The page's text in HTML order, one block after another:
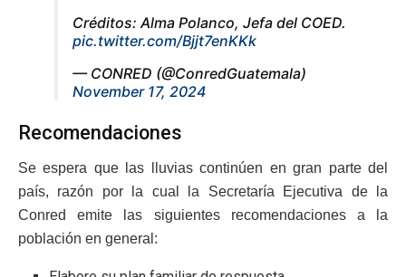
Créditos: Alma Polanco, Jefa del COED.
pic.twitter.com/Bjjt7enKKk
— CONRED (@ConredGuatemala)
November 17, 2024
Recomendaciones
Se espera que las lluvias continúen en gran parte del
país, razón por la cual la Secretaría Ejecutiva de la
Conred emite las siguientes recomendaciones a la
población en general: